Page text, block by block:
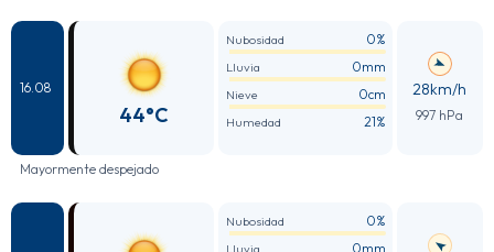
16.08
44°C
Nubosidad 0%
Lluvia 0mm
Nieve 0cm
Humedad 21%
28km/h
997 hPa
Mayormente despejado
Nubosidad 0%
0mm